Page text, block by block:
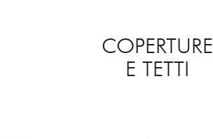
COPERTURE
E TETTI